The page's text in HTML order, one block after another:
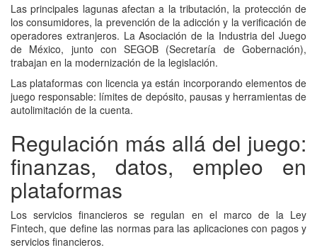
Las principales lagunas afectan a la tributación, la protección de
los consumidores, la prevención de la adicción y la verificación de
operadores extranjeros. La Asociación de la Industria del Juego
de México, junto con SEGOB (Secretaría de Gobernación),
trabajan en la modernización de la legislación.
Las plataformas con licencia ya están incorporando elementos de
juego responsable: límites de depósito, pausas y herramientas de
autolimitación de la cuenta.
Regulación más allá del juego:
finanzas, datos, empleo en
plataformas
Los servicios financieros se regulan en el marco de la Ley
Fintech, que define las normas para las aplicaciones con pagos y
servicios financieros.